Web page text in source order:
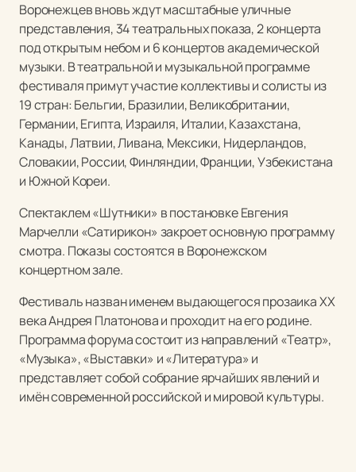
Воронежцев вновь ждут масштабные уличные
представления, 34 театральных показа, 2 концерта
под открытым небом и 6 концертов академической
музыки. В театральной и музыкальной программе
фестиваля примут участие коллективы и солисты из
19 стран: Бельгии, Бразилии, Великобритании,
Германии, Египта, Израиля, Италии, Казахстана,
Канады, Латвии, Ливана, Мексики, Нидерландов,
Словакии, России, Финляндии, Франции, Узбекистана
и Южной Кореи.
Спектаклем «Шутники» в постановке Евгения
Марчелли «Сатирикон» закроет основную программу
смотра. Показы состоятся в Воронежском
концертном зале.
Фестиваль назван именем выдающегося прозаика XX
века Андрея Платонова и проходит на его родине.
Программа форума состоит из направлений «Театр»,
«Музыка», «Выставки» и «Литература» и
представляет собой собрание ярчайших явлений и
имён современной российской и мировой культуры.